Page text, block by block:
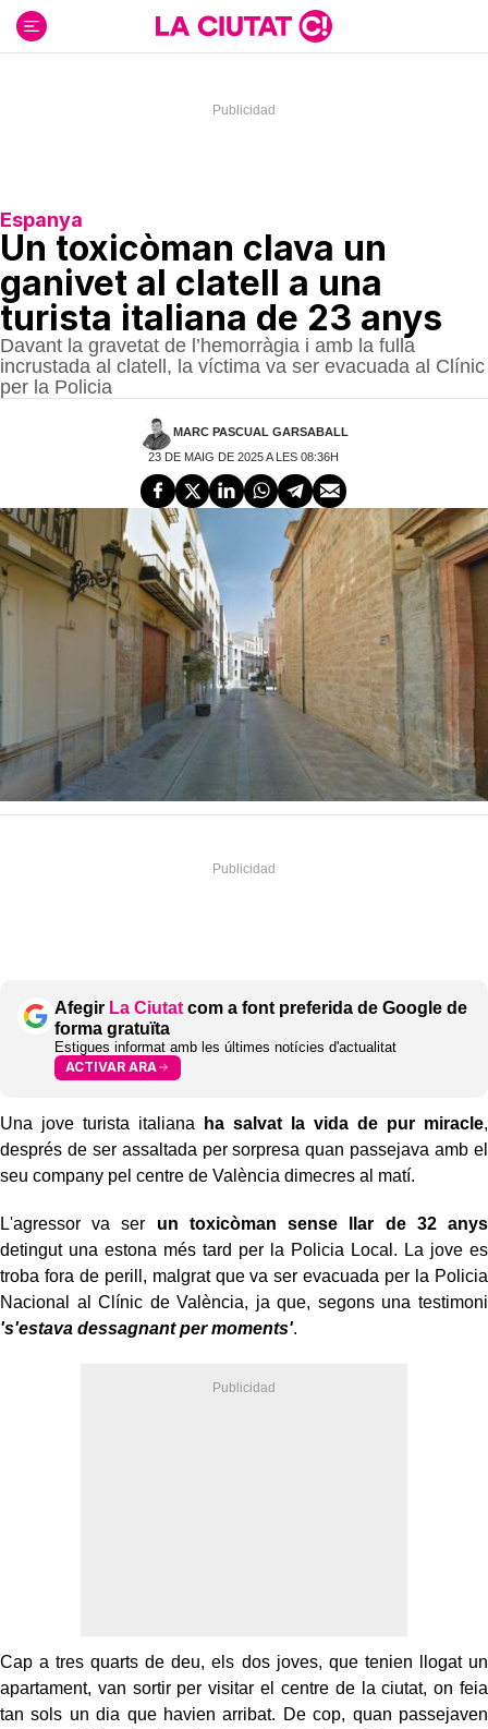
contenido
Espanya
Un toxicòman clava un
ganivet al clatell a una
turista italiana de 23 anys
Davant la gravetat de l’hemorràgia i amb la fulla
incrustada al clatell, la víctima va ser evacuada al Clínic
per la Policia
MARC PASCUAL GARSABALL
23 DE MAIG DE 2025 A LES 08:36H
Afegir La Ciutat com a font preferida de Google de
forma gratuïta
Estigues informat amb les últimes notícies d'actualitat
ACTIVAR ARA
Una jove turista italiana ha salvat la vida de pur miracle,
després de ser assaltada per sorpresa quan passejava amb el
seu company pel centre de València dimecres al matí.
L'agressor va ser un toxicòman sense llar de 32 anys
detingut una estona més tard per la Policia Local. La jove es
troba fora de perill, malgrat que va ser evacuada per la Policia
Nacional al Clínic de València, ja que, segons una testimoni
's'estava dessagnant per moments'.
Cap a tres quarts de deu, els dos joves, que tenien llogat un
apartament, van sortir per visitar el centre de la ciutat, on feia
tan sols un dia que havien arribat. De cop, quan passejaven